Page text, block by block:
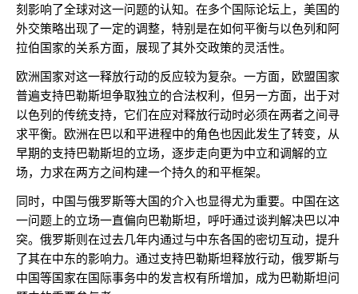
刻影响了全球对这一问题的认知。在多个国际论坛上，美国的
外交策略出现了一定的调整，特别是在如何平衡与以色列和阿
拉伯国家的关系方面，展现了其外交政策的灵活性。
欧洲国家对这一释放行动的反应较为复杂。一方面，欧盟国家
普遍支持巴勒斯坦争取独立的合法权利，但另一方面，出于对
以色列的传统支持，它们在应对释放行动时必须在两者之间寻
求平衡。欧洲在巴以和平进程中的角色也因此发生了转变，从
早期的支持巴勒斯坦的立场，逐步走向更为中立和调解的立
场，力求在两方之间构建一个持久的和平框架。
同时，中国与俄罗斯等大国的介入也显得尤为重要。中国在这
一问题上的立场一直偏向巴勒斯坦，呼吁通过谈判解决巴以冲
突。俄罗斯则在过去几年内通过与中东各国的密切互动，提升
了其在中东的影响力。通过支持巴勒斯坦释放行动，俄罗斯与
中国等国家在国际事务中的发言权有所增加，成为巴勒斯坦问